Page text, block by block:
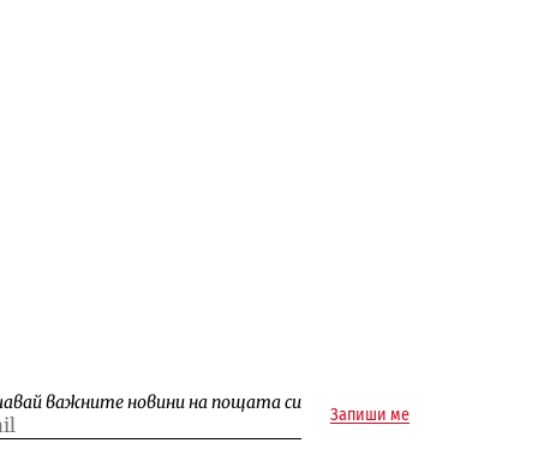
важните новини на пощата си
Запиши ме